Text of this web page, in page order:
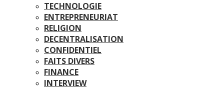
TECHNOLOGIE
ENTREPRENEURIAT
RELIGION
DECENTRALISATION
CONFIDENTIEL
FAITS DIVERS
FINANCE
INTERVIEW